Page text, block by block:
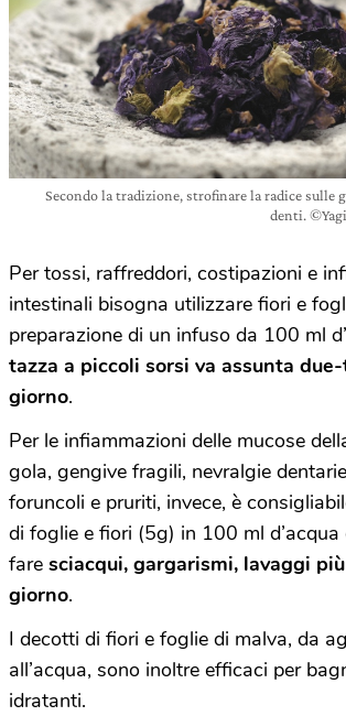
Secondo la tradizione, strofinare la radice sulle
denti.
Per tossi, raffreddori, costipazioni e
intestinali bisogna utilizzare fiori e
preparazione di un infuso da 100 ml
tazza a piccoli sorsi va assunta
giorno.
Per le infiammazioni delle mucose
gola, gengive fragili, nevralgie
foruncoli e pruriti, invece, è
di foglie e fiori (5g) in 100 ml
fare sciacqui, gargarismi, lavaggi
giorno.
I decotti di fiori e foglie di malva, da
all’acqua, sono inoltre efficaci per
idratanti.